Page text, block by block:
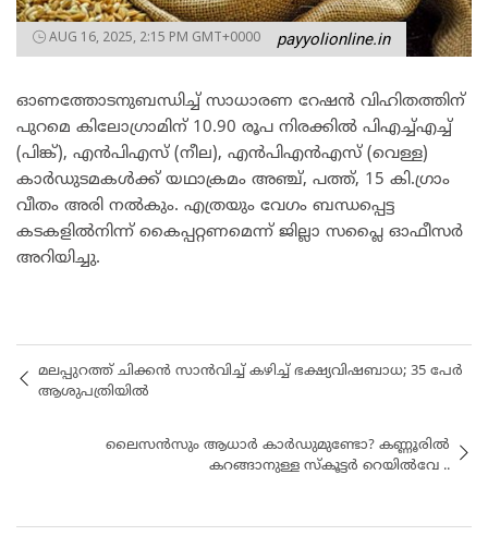
AUG 16, 2025, 2:15 PM GMT+0000 payyolionline.in
ഓണത്തോടനുബന്ധിച്ച് സാധാരണ റേഷന്‍ വിഹിതത്തിന്
പുറമെ കിലോഗ്രാമിന് 10.90 രൂപ നിരക്കില്‍ പിഎച്ച്എച്ച്
(പിങ്ക്), എന്‍പിഎസ് (നീല), എന്‍പിഎന്‍എസ് (വെള്ള)
കാര്‍ഡുടമകള്‍ക്ക് യഥാക്രമം അഞ്ച്, പത്ത്, 15 കി.ഗ്രാം
വീതം അരി നല്‍കും. എത്രയും വേഗം ബന്ധപ്പെട്ട
കടകളില്‍നിന്ന് കൈപ്പറ്റണമെന്ന് ജില്ലാ സപ്ലൈ ഓഫീസര്‍
അറിയിച്ചു.
മലപ്പുറത്ത് ചിക്കൻ സാൻവിച്ച് കഴിച്ച് ഭക്ഷ്യവിഷബാധ; 35 പേർ
ആശുപത്രിയിൽ
ലൈസന്‍സും ആധാര്‍ കാര്‍ഡുമുണ്ടോ? കണ്ണൂരില്‍
കറങ്ങാനുള്ള സ്‌കൂട്ടര്‍ റെയില്‍വേ ..